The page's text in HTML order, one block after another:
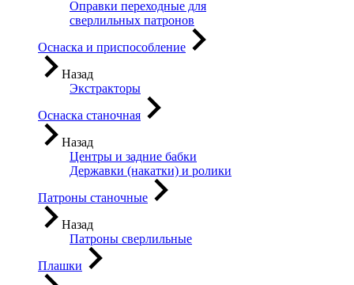
Оправки переходные для
сверлильных патронов
Оснаска и приспособление
Назад
Экстракторы
Оснаска станочная
Назад
Центры и задние бабки
Державки (накатки) и ролики
Патроны станочные
Назад
Патроны сверлильные
Плашки